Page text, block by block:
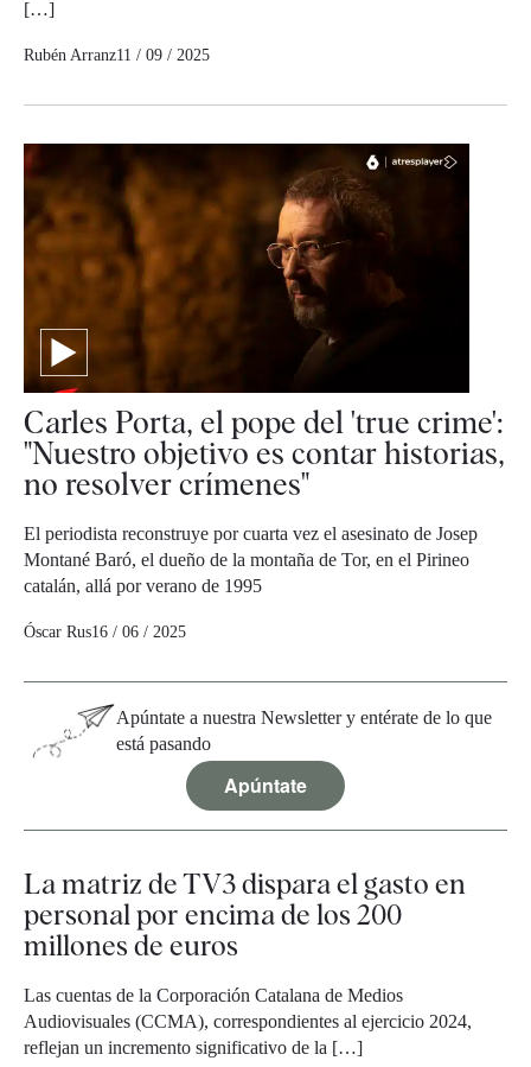
[…]
Rubén Arranz11 / 09 / 2025
Carles Porta, el pope del 'true crime':
"Nuestro objetivo es contar historias,
no resolver crímenes"
El periodista reconstruye por cuarta vez el asesinato de Josep
Montané Baró, el dueño de la montaña de Tor, en el Pirineo
catalán, allá por verano de 1995
Óscar Rus16 / 06 / 2025
Apúntate a nuestra Newsletter y entérate de lo que
está pasando
Apúntate
La matriz de TV3 dispara el gasto en
personal por encima de los 200
millones de euros
Las cuentas de la Corporación Catalana de Medios
Audiovisuales (CCMA), correspondientes al ejercicio 2024,
reflejan un incremento significativo de la […]